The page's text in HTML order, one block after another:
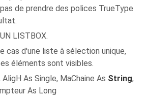
de prendre des polices TrueType
LISTBOX.
cas d'une liste à sélection unique,
éléments sont visibles.
As Single, MaChaine As String,
As Long